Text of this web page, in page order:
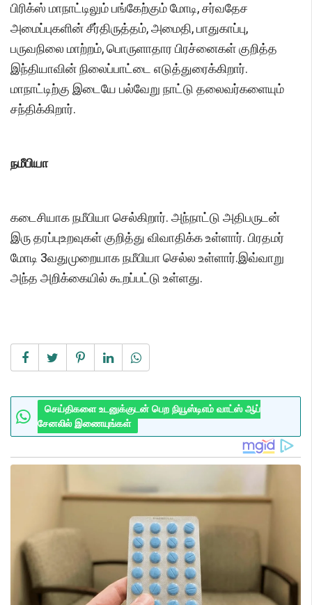
பிரிக்ஸ் மாநாட்டிலும் பங்கேற்கும் மோடி, சர்வதேச
அமைப்புகளின் சீர்திருத்தம், அமைதி, பாதுகாப்பு,
பருவநிலை மாற்றம், பொருளாதார பிரச்னைகள் குறித்த
இந்தியாவின் நிலைப்பாட்டை எடுத்துரைக்கிறார்.
மாநாட்டிற்கு இடையே பல்வேறு நாட்டு தலைவர்களையும்
சந்திக்கிறார்.
நமீபியா
கடைசியாக நமீபியா செல்கிறார். அந்நாட்டு அதிபருடன்
இரு தரப்புஉறவுகள் குறித்து விவாதிக்க உள்ளார். பிரதமர்
மோடி 3வதுமுறையாக நமீபியா செல்ல உள்ளார்.இவ்வாறு
அந்த அறிக்கையில் கூறப்பட்டு உள்ளது.
செய்திகளை உடனுக்குடன் பெற நியூஸ்டிஎம் வாட்ஸ் ஆப்
சேனலில் இணையுங்கள்